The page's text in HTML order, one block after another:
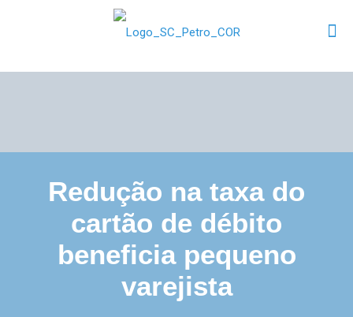
Redução na taxa do
cartão de débito
beneficia pequeno
varejista